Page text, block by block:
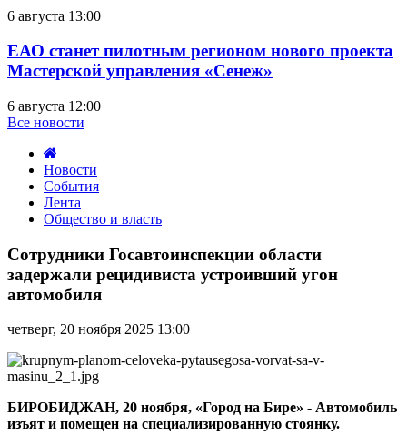
6 августа 13:00
ЕАО станет пилотным регионом нового проекта
Мастерской управления «Сенеж»
6 августа 12:00
Все новости
Новости
События
Лента
Общество и власть
Госавтоинспекции
области
задержали
рецидивиста
угон
Сотрудники Госавтоинспекции области
задержали рецидивиста устроивший угон
автомобиля
четверг, 20 ноября 2025 13:00
БИРОБИДЖАН, 20 ноября, «Город на Бире» - Автомобиль
изъят и помещен на специализированную стоянку.